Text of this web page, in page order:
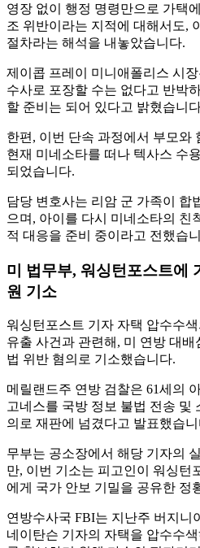
영장 없이 행정 명령만으로 가택
조 위반이라는 지적에 대해서도,
절차라는 해석을 내놓았습니다.
제이콥 프레이 미니애폴리스 시
수사로 포장할 수는 없다고 반박
할 준비는 되어 있다고 밝혔습니
한편, 이번 단속 과정에서 부모와
현재 미네소타를 떠나 텍사스 수
되었습니다.
담당 변호사는 리암 군 가족이 합
으며, 아이를 다시 미네소타의 친
적 대응을 준비 중이라고 전했습
미 법무부, 워싱턴포스트에
원 기소
워싱턴포스트 기자 자택 압수수
유출 사건과 관련해, 미 연방 대
법 위반 혐의로 기소했습니다.
메릴랜드주 연방 검찰은 61세의
고네스를 국방 정보 불법 전송 및
의로 재판에 넘겼다고 발표했습니
무부는 공소장에서 해당 기자의
만, 이번 기소는 피고인이 워싱턴
에게 국가 안보 기밀을 공유한 정
연방수사국 FBI는 지난주 버지니
네이탄슨 기자의 자택을 압수수